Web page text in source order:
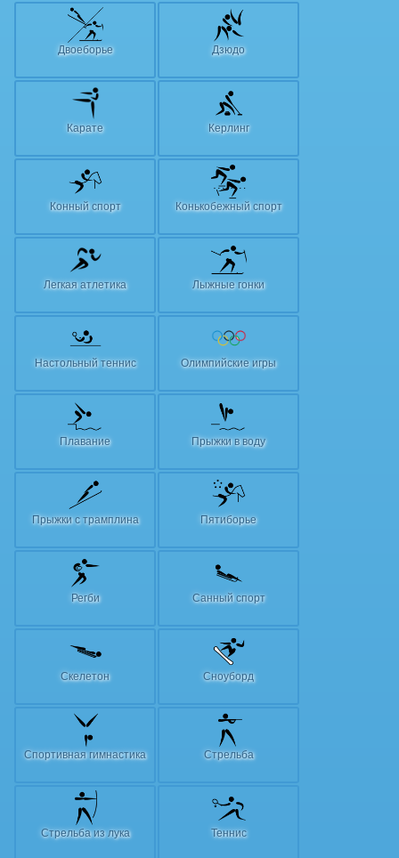
Двоеборье Дзюдо
Карате Керлинг
Конный спорт Конькобежный спорт
Легкая атлетика Лыжные гонки
Настольный теннис Олимпийские игры
Плавание Прыжки в воду
Прыжки с трамплина Пятиборье
Регби Санный спорт
Скелетон Сноуборд
Спортивная гимнастика Стрельба
Стрельба из лука Теннис